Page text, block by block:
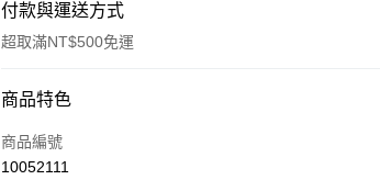
付款與運送方式
超取滿NT$500免運
付款方式
信用卡一次付款
商品特色
商品編號
10052111